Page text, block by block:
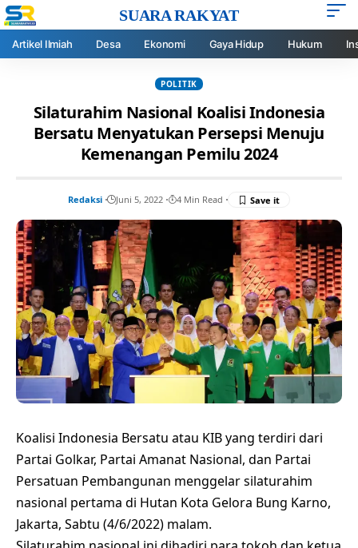
SUARA RAKYAT
Artikel Ilmiah Desa Ekonomi Gaya Hidup Hukum
POLITIK
Silaturahim Nasional Koalisi Indonesia
Bersatu Menyatukan Persepsi Menuju
Kemenangan Pemilu 2024
Redaksi Juni 5, 2022 4 Min Read
Koalisi Indonesia Bersatu atau KIB yang terdiri dari
Partai Golkar, Partai Amanat Nasional, dan Partai
Persatuan Pembangunan menggelar silaturahim
nasional pertama di Hutan Kota Gelora Bung Karno,
Jakarta, Sabtu (4/6/2022) malam.